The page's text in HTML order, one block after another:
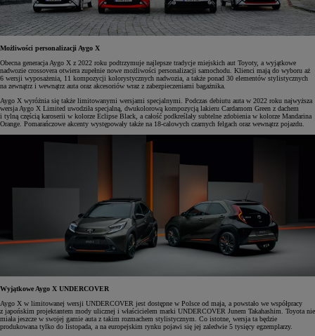
Możliwości personalizacji Aygo X
Obecna generacja Aygo X z 2022 roku podtrzymuje najlepsze tradycje miejskich aut Toyoty, a wyjątkowe
nadwozie crossovera otwiera zupełnie nowe możliwości personalizacji samochodu. Klienci mają do wyboru aż
6 wersji wyposażenia, 11 kompozycji kolorystycznych nadwozia, a także ponad 30 elementów stylistycznych
na zewnątrz i wewnątrz auta oraz akcesoriów wraz z zabezpieczeniami bagażnika.
Aygo X wyróżnia się także limitowanymi wersjami specjalnymi. Podczas debiutu auta w 2022 roku najwyższa
wersja Aygo X Limited uwodziła specjalną, dwukolorową kompozycją lakieru Cardamom Green z dachem
i tylną częścią karoserii w kolorze Eclipse Black, a całość podkreślały subtelne zdobienia w kolorze Mandarina
Orange. Pomarańczowe akcenty występowały także na 18-calowych czarnych felgach oraz wewnątrz pojazdu.
Wyjątkowe Aygo X UNDERCOVER
Aygo X w limitowanej wersji UNDERCOVER jest dostępne w Polsce od maja, a powstało we współpracy
z japońskim projektantem mody ulicznej i właścicielem marki UNDERCOVER Junem Takahashim. Toyota nie
miała jeszcze w swojej gamie auta z takim rozmachem stylistycznym. Co istotne, wersja ta będzie
produkowana tylko do listopada, a na europejskim rynku pojawi się jej zaledwie 5 tysięcy egzemplarzy.